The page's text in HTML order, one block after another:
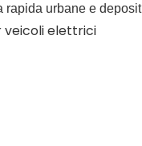
urbane e